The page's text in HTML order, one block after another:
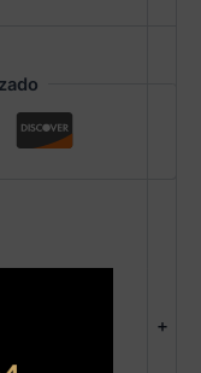
+